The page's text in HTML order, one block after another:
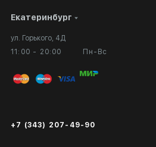
Екатеринбург
ул. Горького, 4Д
11:00 - 20:00
Пн-Вс
+7 (343) 207-49-90
Личный кабинет
Вопросы и ответы
Публичная оферта
Экспертиза/Вывоз за границу
Сотрудничество
Выставка в галерее